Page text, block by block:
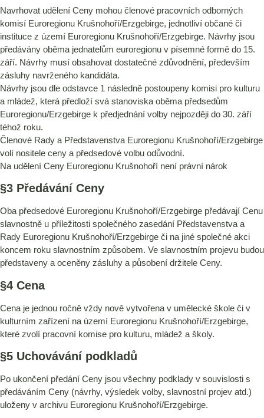
Navrhovat udělení Ceny mohou členové pracovních odborných
komisí Euroregionu Krušnohoří/Erzgebirge, jednotliví občané či
instituce z území Euroregionu Krušnohoří/Erzgebirge. Návrhy jsou
předávány oběma jednatelům euroregionu v písemné formě do 15.
září. Návrhy musí obsahovat dostatečné zdůvodnění, především
zásluhy navrženého kandidáta.
Návrhy jsou dle odstavce 1 následně postoupeny komisi pro kulturu
a mládež, která předloží svá stanoviska oběma předsedům
Euroregionu/Erzgebirge k předjednání volby nejpozději do 30. září
téhož roku.
Členové Rady a Představenstva Euroregionu Krušnohoří/Erzgebirge
volí nositele ceny a předsedové volbu odůvodní.
Na udělení Ceny Euroregionu Krušnohoří není právní nárok
§3 Předávání Ceny
Oba předsedové Euroregionu Krušnohoří/Erzgebirge předávají Cenu
slavnostně u příležitosti společného zasedání Představenstva a
Rady Euroregionu Krušnohoří/Erzgebirge či na jiné společné akci
koncem roku slavnostním způsobem. Ve slavnostním projevu budou
představeny a oceněny zásluhy a působení držitele Ceny.
§4 Cena
Cena je jednou ročně vždy nově vytvořena v umělecké škole či v
kulturním zařízení na území Euroregionu Krušnohoří/Erzgebirge,
které zvolí pracovní komise pro kulturu, mládež a školy.
§5 Uchovávání podkladů
Po ukončení předání Ceny jsou všechny podklady v souvislosti s
předáváním Ceny (návrhy, výsledek volby, slavnostní projev atd.)
uloženy v archivu Euroregionu Krušnohoří/Erzgebirge.